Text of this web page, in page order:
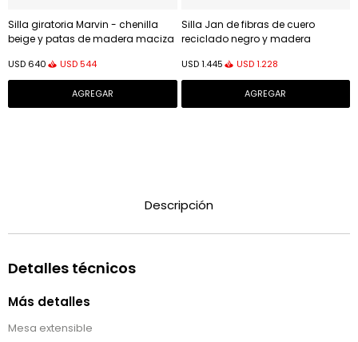
Silla giratoria Marvin - chenilla
beige y patas de madera maciza
USD 640 USD544
Silla Jan de fibras de cuero
reciclado negro y madera
negro FSC 100%
USD 1.445 USD 1.228
Descripción
Detalles técnicos
Más detalles
Mesa extensible